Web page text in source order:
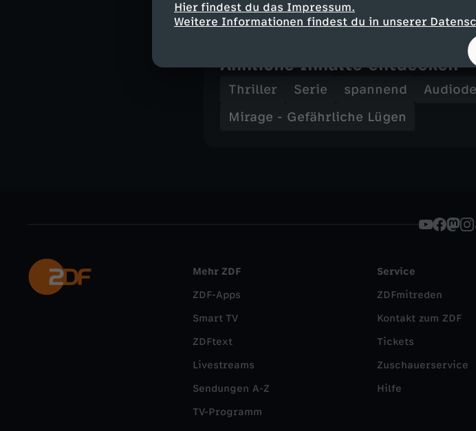
Hier findest du das Impressum.
Weitere Informationen findest du in unserer
Ähnliche Inhalte entdecken
Thriller Serie spannend
Mirage - Gefährliche Lügen
Mehr ZDF
ZDF-Apps
Smart TV
ZDFtext
Livestreams
Sendungen A-Z
TV-Programm
Service
ZDFmitreden
Kontakt zum ZDF
Tickets
Zuschauerservice
Hilfe